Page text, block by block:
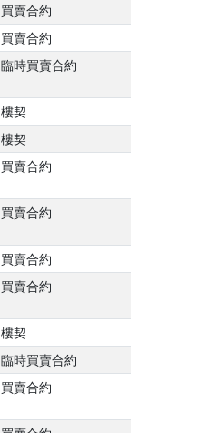
買賣合約
買賣合約
臨時買賣合約
樓契
樓契
買賣合約
買賣合約
買賣合約
買賣合約
樓契
臨時買賣合約
買賣合約